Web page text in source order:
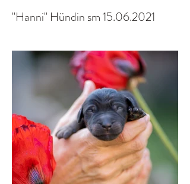
"Hanni" Hündin sm 15.06.2021